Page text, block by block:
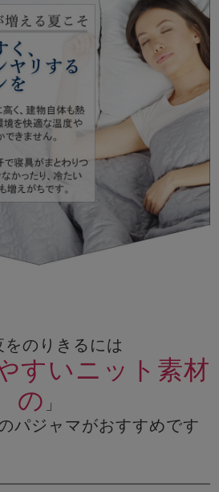
をのりきるには
すいニット素材
の 」
パジャマがおすすめです